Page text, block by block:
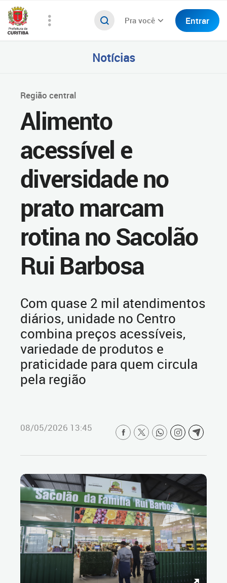
Pra você Entrar
Notícias
Região central
Alimento
acessível e
diversidade no
prato marcam
rotina no Sacolão
Rui Barbosa
Com quase 2 mil atendimentos
diários, unidade no Centro
combina preços acessíveis,
variedade de produtos e
praticidade para quem circula
pela região
08/05/2026 13:45